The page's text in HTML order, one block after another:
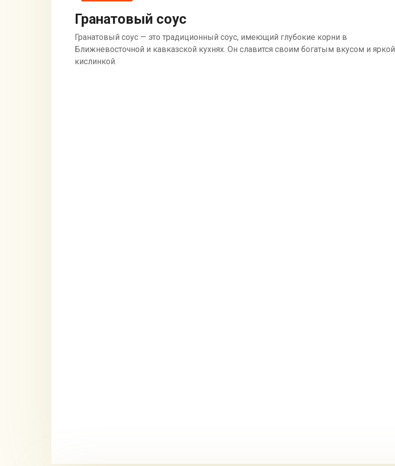
Гранатовый соус
Гранатовый соус — это традиционный соус, имеющий глубокие корни в
Ближневосточной и кавказской кухнях. Он славится своим богатым вкусом и яркой
кислинкой.